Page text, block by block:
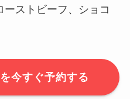
ストビーフ、ショコ
今すぐ予約する